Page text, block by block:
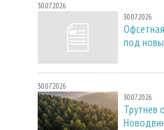
30.07.2026
30.07.2026
под
30.07.2026
30.07.2026
Трутнев